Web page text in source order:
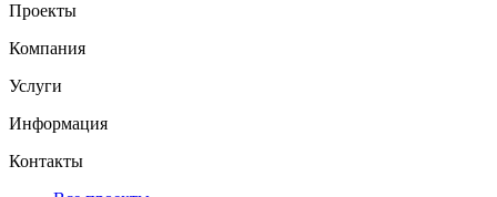
Проекты
Компания
Услуги
Информация
Контакты